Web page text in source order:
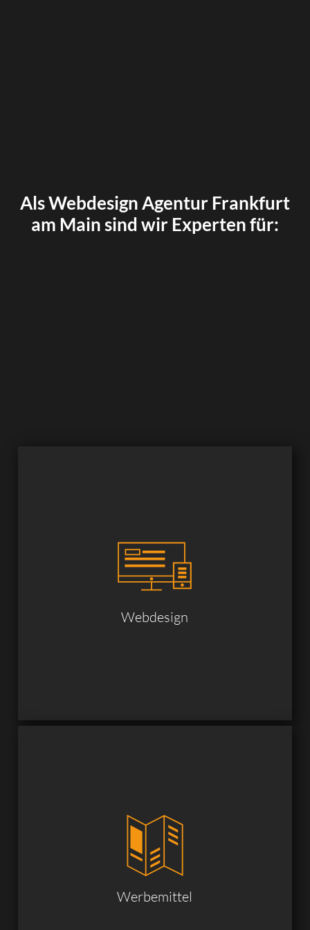
Als Webdesign Agentur Frankfurt
am Main sind wir Experten für:
Webdesign
Werbemittel